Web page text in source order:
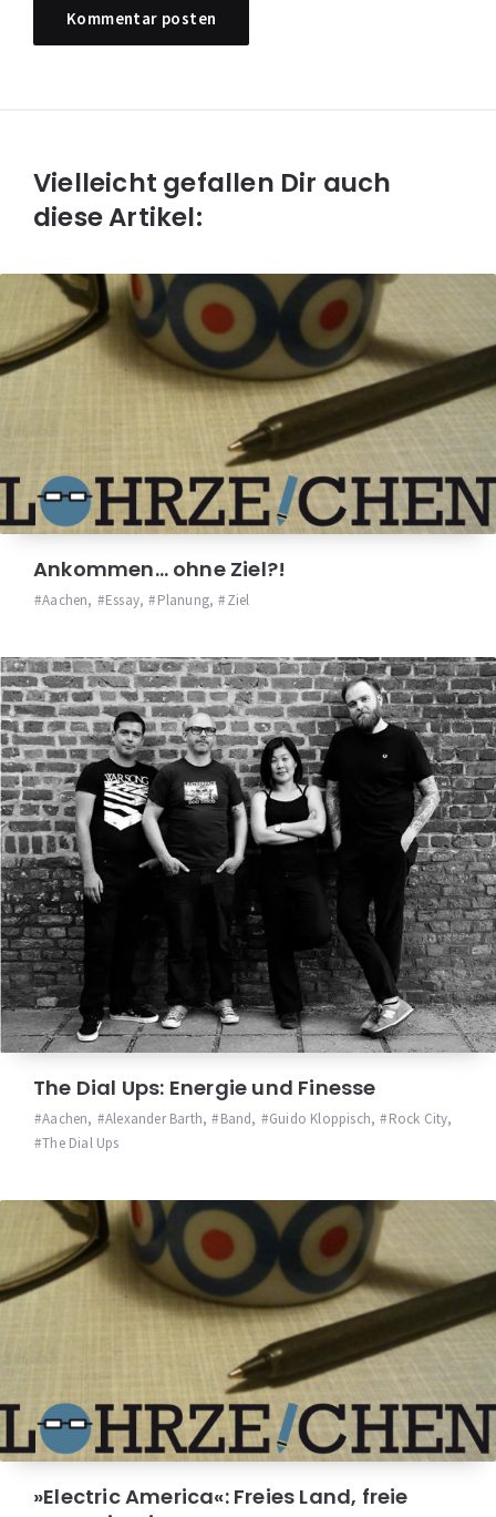
Vielleicht gefallen Dir auch
diese Artikel:
Ankommen… ohne Ziel?!
Aachen, Essay, Planung, Ziel
The Dial Ups: Energie und Finesse
Aachen, Alexander Barth, Band, Guido Kloppisch, Rock City,
The Dial Ups
»Electric America«: Freies Land, freie